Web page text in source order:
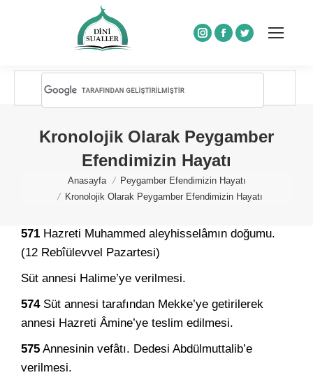
Instagram
Facebook
Twitter
Kronolojik Olarak Peygamber
Efendimizin Hayatı
You are here:
Anasayfa
Peygamber Efendimizin Hayatı
Kronolojik Olarak Peygamber Efendimizin Hayatı
571 Hazreti Muhammed aleyhisselâmın doğumu.
(12 Rebîülevvel Pazartesi)
Süt annesi Halime’ye verilmesi.
574Süt annesi tarafından Mekke’ye getirilerek
annesi Hazreti Âmine’ye teslim edilmesi.
575 Annesinin vefâtı. Dedesi Abdülmuttalib’e
verilmesi.